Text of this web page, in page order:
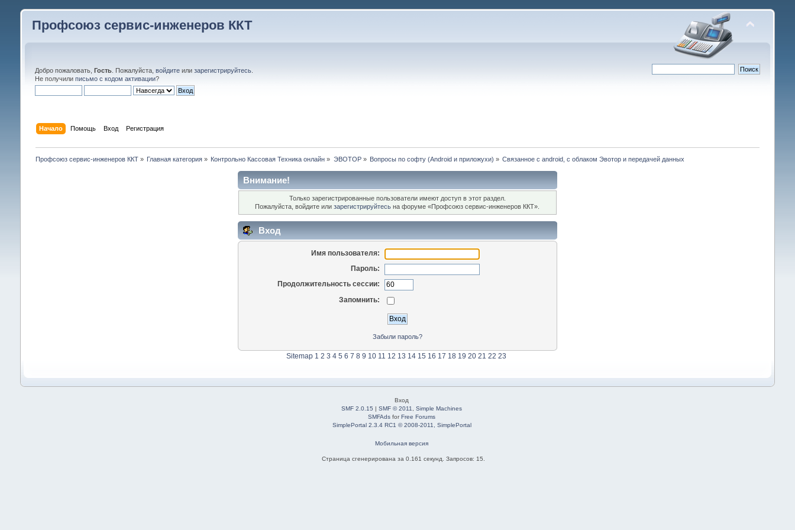
Профсоюз сервис-инженеров ККТ
Добро пожаловать, Гость. Пожалуйста, войдитеили зарегистрируйтесь.
Не получили письмо с кодом активации?
Начало Помощь Вход Регистрация
Профсоюз сервис-инженеров ККТ» Главная категория » Контрольно Кассовая Техника онлайн » ЭВОТОР» Вопросы по софту (Android и приложухи) » Связанное с android, с облаком Эвотор и передачей данных
Внимание!
Только зарегистрированные пользователи имеют доступ в этот раздел.
Пожалуйста, войдите илизарегистрируйтесь на форуме «Профсоюз сервис-инженеров ККТ».
Вход
Имя пользователя:
Пароль:
Продолжительность сессии:
Запомнить:
Забыли пароль?
Sitemap 1 2 3 4 5 6 7 8 9 10 11 12 13 14 15 16 17 18 19 20 21 22 23
Вход
SMF 2.0.15 |SMF © 2011 ,Simple Machines
SMFAds forFree Forums
SimplePortal 2.3.4 RC1 © 2008-2011, SimplePortal
Мобильная версия
Страница сгенерирована за 0.161 секунд. Запросов: 15.